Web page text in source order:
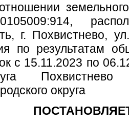
г. Похвистнево,
по результатам
с 15.11.2023 по
округа